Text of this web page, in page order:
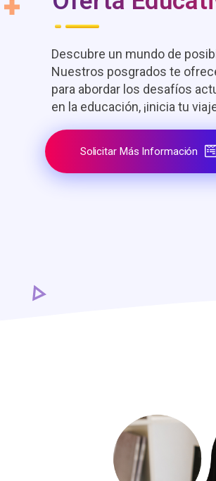
Descubre un mundo de
Nuestros posgrados te
para abordar los desafíos
en la educación, ¡inicia tu
Solicitar Más Información